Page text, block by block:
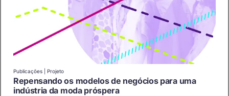
Publicações | Projeto
Repensando os modelos de negócios para uma
indústria da moda próspera